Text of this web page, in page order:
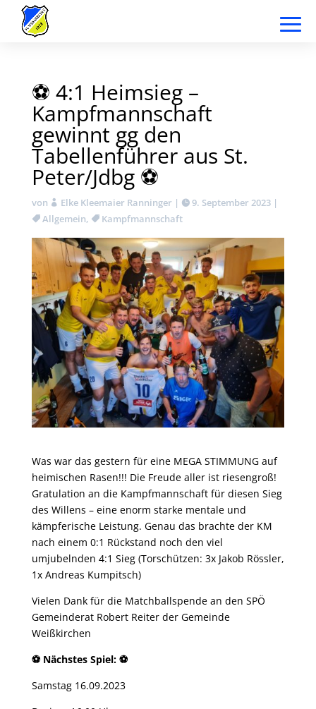
⚽ 4:1 Heimsieg –
Kampfmannschaft
gewinnt gg den
Tabellenführer aus St.
Peter/Jdbg ⚽
von Elke Kleemaier Ranninger | 9. September 2023|
Allgemein, Kampfmannschaft
Was war das gestern für eine MEGA STIMMUNG auf
heimischen Rasen!!! Die Freude aller ist riesengroß!
Gratulation an die Kampfmannschaft für diesen Sieg
des Willens – eine enorm starke mentale und
kämpferische Leistung. Genau das brachte der KM
nach einem 0:1 Rückstand noch den viel
umjubelnden 4:1 Sieg (Torschützen: 3x Jakob Rössler,
1x Andreas Kumpitsch)
Vielen Dank für die Matchballspende an den SPÖ
Gemeinderat Robert Reiter der Gemeinde
Weißkirchen
⚽ Nächstes Spiel: ⚽
Samstag 16.09.2023